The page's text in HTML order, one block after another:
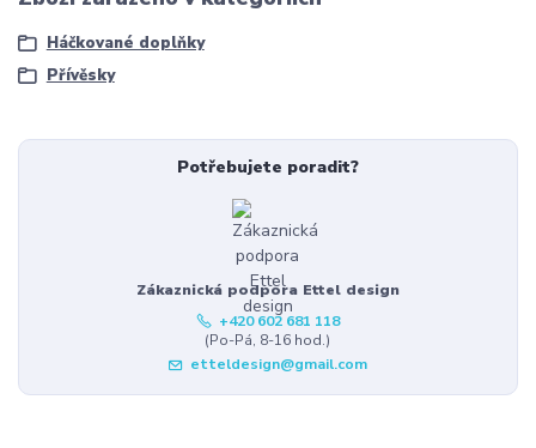
Háčkované doplňky
Přívěsky
Potřebujete poradit?
Zákaznická podpora Ettel design
+420 602 681 118
(Po-Pá, 8-16 hod.)
etteldesign@gmail.com